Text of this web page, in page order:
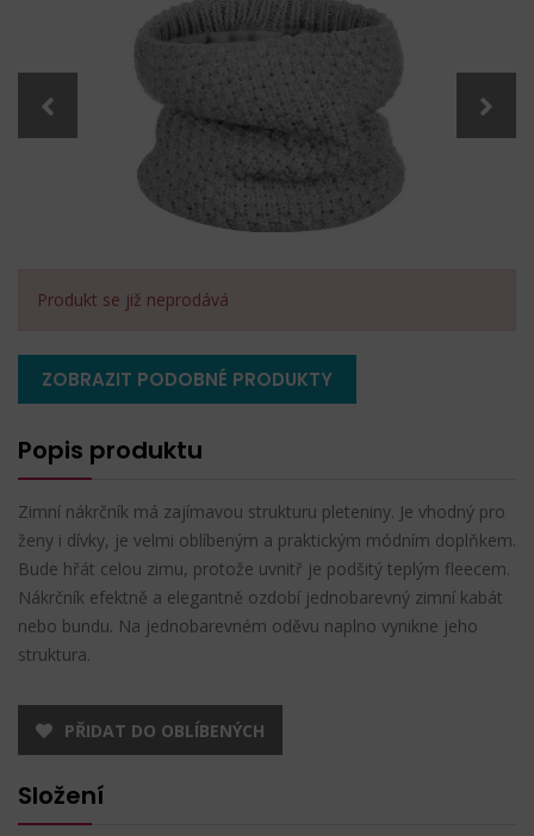
Produkt se již neprodává
ZOBRAZIT PODOBNÉ PRODUKTY
Popis produktu
Zimní nákrčník má zajímavou strukturu pleteniny. Je vhodný pro
ženy i dívky, je velmi oblíbeným a praktickým módním doplňkem.
Bude hřát celou zimu, protože uvnitř je podšitý teplým fleecem.
Nákrčník efektně a elegantně ozdobí jednobarevný zimní kabát
nebo bundu. Na jednobarevném oděvu naplno vynikne jeho
struktura.
PŘIDAT DO OBLÍBENÝCH
Složení